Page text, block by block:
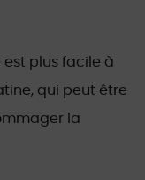
est plus facile à
qui peut être
la